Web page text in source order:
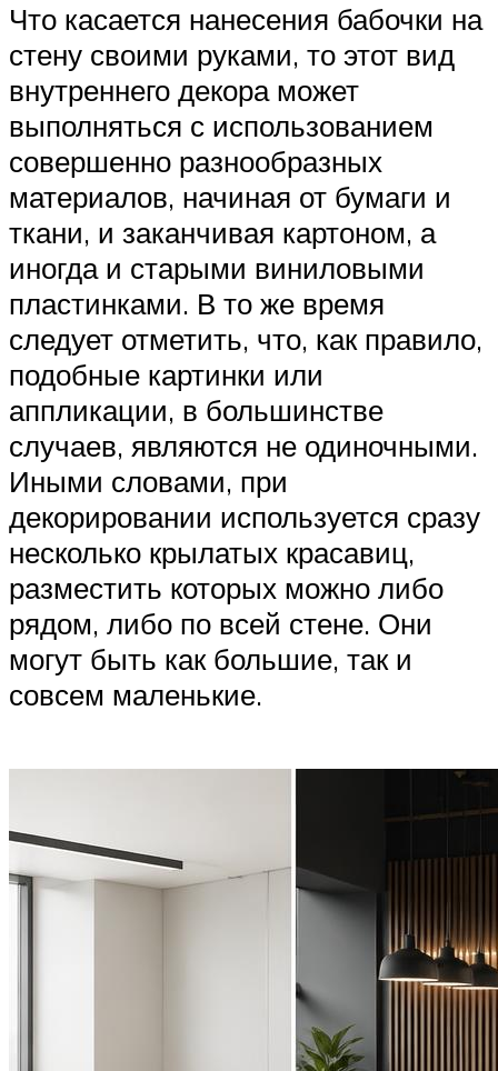
Что касается нанесения бабочки на
стену своими руками, то этот вид
внутреннего декора может
выполняться с использованием
совершенно разнообразных
материалов, начиная от бумаги и
ткани, и заканчивая картоном, а
иногда и старыми виниловыми
пластинками. В то же время
следует отметить, что, как правило,
подобные картинки или
аппликации, в большинстве
случаев, являются не одиночными.
Иными словами, при
декорировании используется сразу
несколько крылатых красавиц,
разместить которых можно либо
рядом, либо по всей стене. Они
могут быть как большие, так и
совсем маленькие.